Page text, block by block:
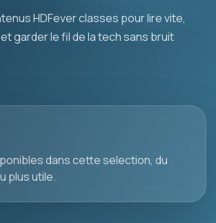
HDFever classes pour lire vite,
garder le fil de la tech sans bruit
dans cette selection, du
plus utile.